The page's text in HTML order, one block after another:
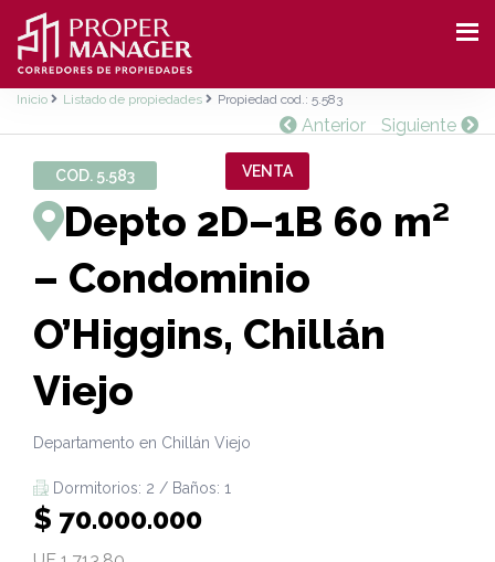
Inicio Listado de propiedades Propiedad cod.: 5.583
Anterior Siguiente
COD. 5.583 VENTA
Depto 2D–1B 60 m²
– Condominio
O’Higgins, Chillán
Viejo
Departamento en Chillán Viejo
Dormitorios: 2 / Baños: 1
$ 70.000.000